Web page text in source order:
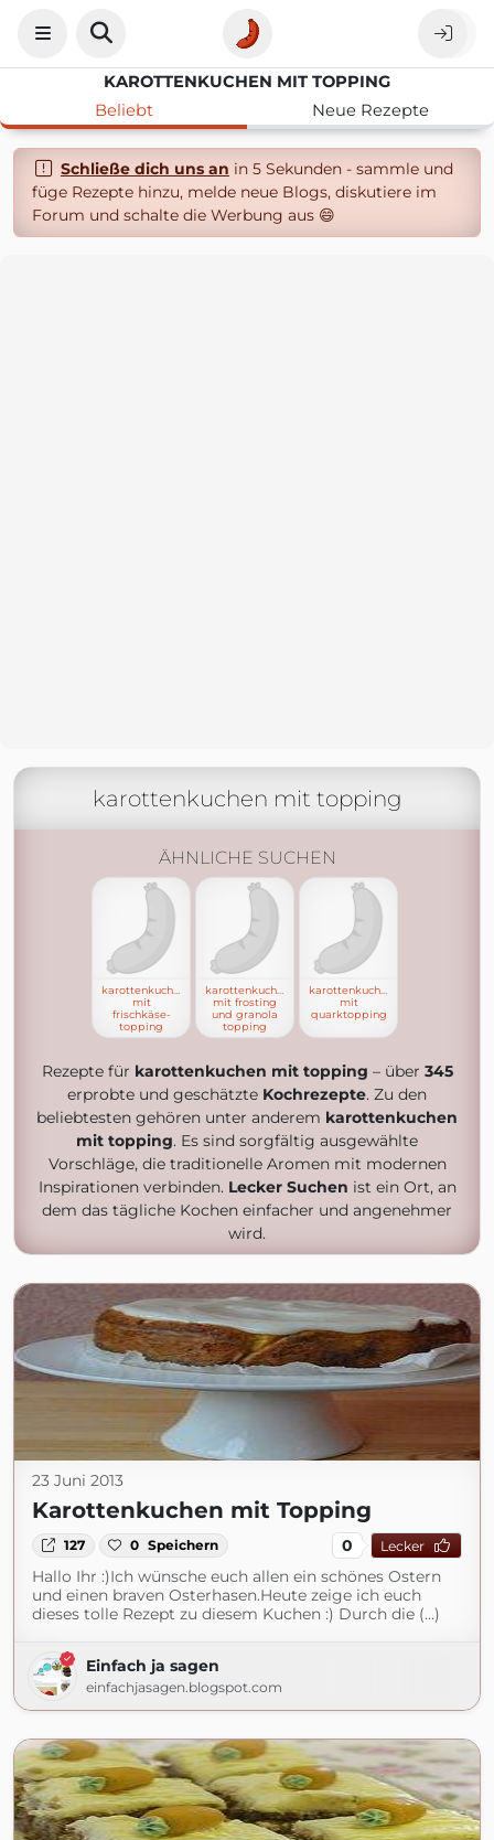
KAROTTENKUCHEN MIT TOPPING
Beliebt
Neue Rezepte
Schließe dich uns an in 5 Sekunden - sammle und
füge Rezepte hinzu, melde neue Blogs, diskutiere im
Forum und schalte die Werbung aus 😄
karottenkuchen mit topping
ÄHNLICHE SUCHEN
karottenkuchen
mit
frischkäse-
topping
karottenkuchen
mit frosting
und granola
topping
karottenkuchen
mit
quarktopping
Rezepte für karottenkuchen mit topping – über 345
erprobte und geschätzte Kochrezepte. Zu den
beliebtesten gehören unter anderem karottenkuchen
mit topping. Es sind sorgfältig ausgewählte
Vorschläge, die traditionelle Aromen mit modernen
Inspirationen verbinden. Lecker Suchen ist ein Ort, an
dem das tägliche Kochen einfacher und angenehmer
wird.
23 Juni 2013
Karottenkuchen mit Topping
127 0 Speichern 0 Lecker
Hallo Ihr :)Ich wünsche euch allen ein schönes Ostern
und einen braven Osterhasen.Heute zeige ich euch
dieses tolle Rezept zu diesem Kuchen :) Durch die (...)
Einfach ja sagen
einfachjasagen.blogspot.com